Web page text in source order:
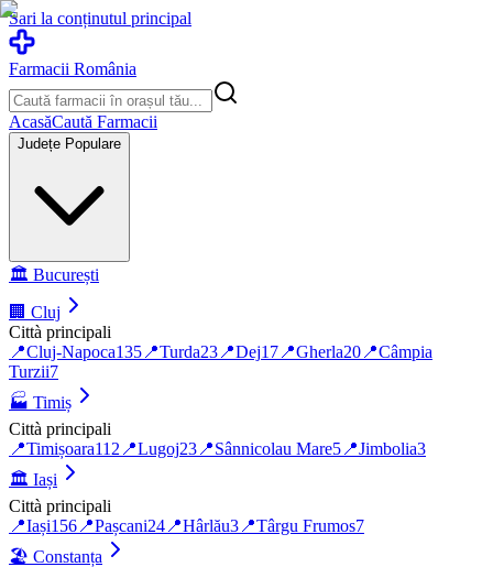
Sari la conținutul principal
Farmacii România
AcasăCaută Farmacii
Județe Populare
🏛️ București
🏢 Cluj
Città principali
📍Cluj-Napoca135 📍Turda23 📍Dej17 📍Gherla20 📍Câmpia
Turzii7
🏭 Timiș
Città principali
📍Timișoara112 📍Lugoj23 📍Sânnicolau Mare5 📍Jimbolia3
🏛️ Iași
Città principali
📍Iași156 📍Pașcani24 📍Hârlău3 📍Târgu Frumos7
🏖️ Constanța